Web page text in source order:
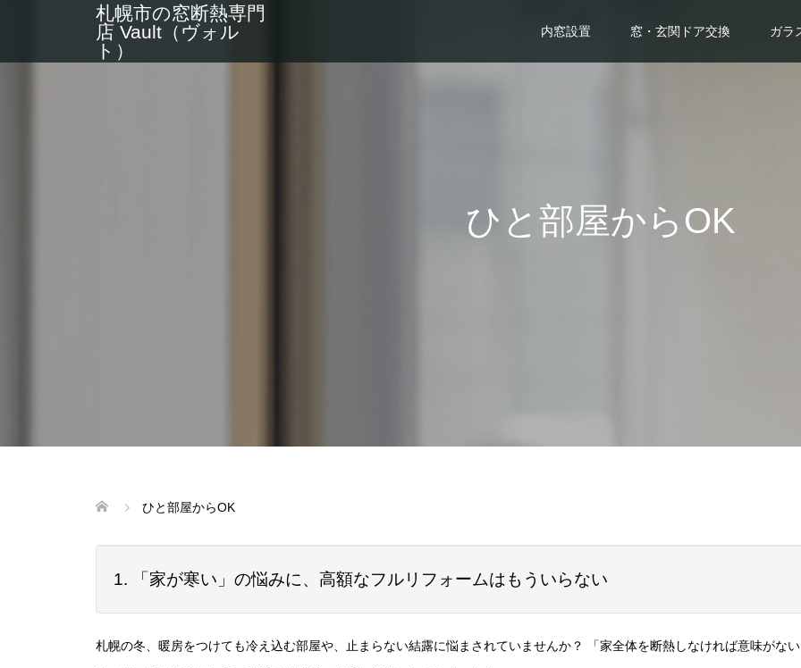
札幌市の窓断熱専門
店 Vault（ヴォル
ト）
内窓設置 窓・玄関ドア交換 ガラ
ひと部屋からOK
ひと部屋からOK
1. 「家が寒い」の悩みに、高額なフルリフォームはもういらない
札幌の冬、暖房をつけても冷え込む部屋や、止まらない結露に悩まされていませんか？ 「家全体を断熱しなければ意味が